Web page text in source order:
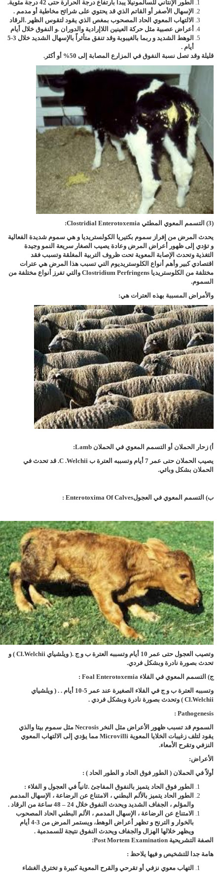
الطور الإنتاني للسالمونيلا يبدأ بارتفاع درجة الحرارة حتى 42 درجة مئوية.
الإسهال الأصفر أو القاتم الذي قد يحتوي على شرائح مخاطية أو مدمم .
الالتهاب المعوي الحاد المصحوب بمغص الذي يقود لتقوس الظهر .
أعراض عصبية مثل حركة العينين اللاإرادية والدوران .
الوهط الشديد و ربما بالغيبوبة وقد تنفق متأثراً بالإسهال الشديد خلال 3-5
أيام .
الرقاد
و النفوق خلال أيام
قليلة وقد تصل نسبة النفوق في المزارع المصابة إلى 50% أو أكثر.
(3) التسمم المعوي المطثي Clostridial Enterotoxemia
:
يحدث المرض من إفراز سموم بكتيريا الكولستريديا و هي سموم شديدة الفعالية
و تؤدي إلى ظهور أعراض المرض وعادة يصيب الصغار سريعة النمو وجيدة
التغذية وتحدث الإصابة المعوية تحت ظروف التربية المغلقة وتسبب فقد
اقتصادي كبير وأهم أنواع الكلوستريديوم التي تسبب هذا المرض هي عترات
مختلفة من الكلوستريديا Clostridium Perfringens والتي تفرز أنواع مختلفة من
السموم.
والأمراض المسببة بهذه العترات هي:
أ) زحار الحملان أو التسمم المعوي في الحملان Lamb
:
يصيب الحملان حتى عمر 7 أيام وتسببه العترة ب
C .Welchii. قد تحدث في
الحملان بشكل وبائي.
ب) التسمم المعوي في العجولEnterotoxima Of Calves
:
وتصيب العجول حتى عمر 10 أيام وتسببه العترة ب و ج .( ويلشياي Cl.welchii ) و
تحدث بصورة نادرة وبشكل فردي.
ج) التسمم المعوي في الفلاء Foal Enterotoxemia
:
وتسببه العترة ب و ج في الفلاء الصغيرة عند عمر 5-10 أيام . . ( ويلشياي
Cl.welchii ) وتحدث بصورة نادرة وبشكل فردي .
Pathogenesis
:
السموم قد تسبب ظهور الأعراض مثل النخر Necrosis مثل سموم بيتا والذي
يقود لتلف زغيبات الخلايا المعوية Microvilli مما يؤدي إلى الالتهاب المعوي
النزفي وتقرح الأمعاء.
الأعراض:
أولاً في الحملان ( الطور فوق الحاد و الطور الحاد ) :
الطور فوق الحاد يتميز بالنفوق المفاجئ .
الطور الحاد يتميز بالألم البطني ، الامتناع عن الرضاعة ، الإسهال المدمم
والمؤلم ، الجفاف الشديد ويحدث النفوق خلال 24 – 48 ساعة من الرقاد .
ثانياً في العجول و الفلاء :
الامتناع عن الرضاعة ، الإسهال المدمم ، الألم البطني الحاد المصحوب
بالخوار و الترنح و تظهر أعراض الوهط، ويستمر المرض من 3-4 أيام
ويظهر خلالها الهزال والجفاف ويحدث النفوق نتيجة للسمدمية .
الصفة التشريحية Post Mortem Examination
:
هامة جدا للتشخيص و فيها يلاحظ :
التهاب معوي نزفي أو تقرحي والقرح المعوية كبيرة و تخترق الغشاء